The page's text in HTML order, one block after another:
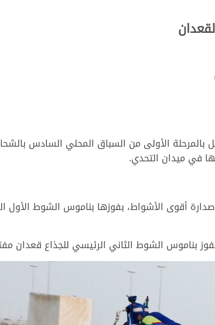
في ميدان التحدي.
أقوى الأشواط، بفوزها بناموس الشوط الأول
الشوط الثاني الرئيسي للجذاع قعدان مفتوح في